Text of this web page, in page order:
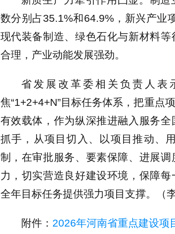
数分别占35.1%和64.9%，新兴产业
现代装备制造、绿色石化与新材料
合理，产业动能发展强劲。
省发展改革委相关负责人表
焦“1+2+4+N”目标任务体系，把重点
有效载体，作为纵深推进融入服务
抓手，从项目切入、以项目推动、
制，在审批服务、要素保障、进展
力，切实营造良好建设环境，保障
全年目标任务提供强力项目支撑。（
附件： 2026年河南省重点建设项